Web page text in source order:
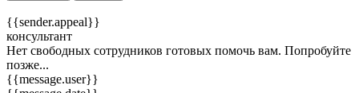
{{sender.appeal}}
консультант
Нет свободных сотрудников готовых помочь вам. Попробуйте
позже...
{{message.user}}